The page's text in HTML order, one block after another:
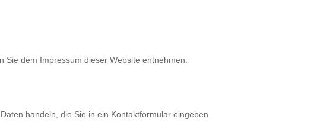
dem Impressum dieser Website entnehmen.
handeln, die Sie in ein Kontaktformular eingeben.